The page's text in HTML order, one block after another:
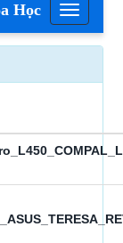
Menu
Học